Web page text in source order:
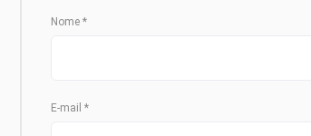
Nome *
E-mail *